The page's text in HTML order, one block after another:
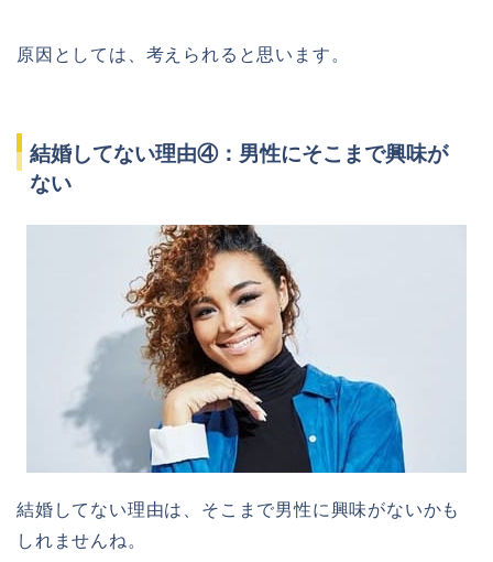
原因としては、考えられると思います。
結婚してない理由④：男性にそこまで興味が
ない
結婚してない理由は、そこまで男性に興味がないかも
しれませんね。